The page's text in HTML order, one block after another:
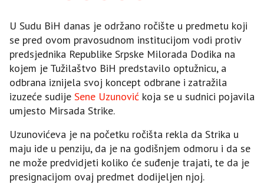
U Sudu BiH danas je održano ročište u predmetu koji
se pred ovom pravosudnom institucijom vodi protiv
predsjednika Republike Srpske Milorada Dodika na
kojem je Tužilaštvo BiH predstavilo optužnicu, a
odbrana iznijela svoj koncept odbrane i zatražila
izuzeće sudije Sene Uzunović koja se u sudnici pojavila
umjesto Mirsada Strike.
Uzunovićeva je na početku ročišta rekla da Strika u
maju ide u penziju, da je na godišnjem odmoru i da se
ne može predvidjeti koliko će suđenje trajati, te da je
presignacijom ovaj predmet dodijeljen njoj.